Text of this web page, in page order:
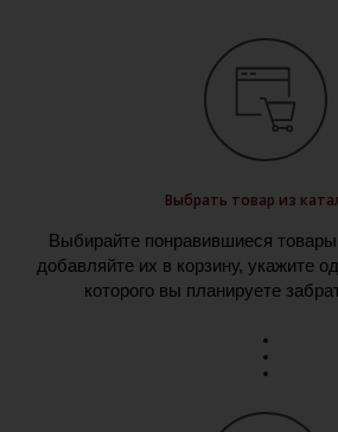
Выбрать товар из
Выбирайте понравившиеся товары
добавляйте их в корзину, укажите
которого вы планируете